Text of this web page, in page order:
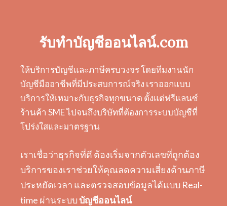
รับทำบัญชีออนไลน์.com
ให้บริการบัญชีและภาษีครบวงจร โดยทีมงานนัก
บัญชีมืออาชีพที่มีประสบการณ์จริง เราออกแบบ
บริการให้เหมาะกับธุรกิจทุกขนาด ตั้งแต่ฟรีแลนซ์
ร้านค้า SME ไปจนถึงบริษัทที่ต้องการระบบบัญชีที่
โปร่งใสและมาตรฐาน
เราเชื่อว่าธุรกิจที่ดี ต้องเริ่มจากตัวเลขที่ถูกต้อง
บริการของเราช่วยให้คุณลดความเสี่ยงด้านภาษี
ประหยัดเวลา และตรวจสอบข้อมูลได้แบบ Real-
time ผ่านระบบบัญชีออนไลน์